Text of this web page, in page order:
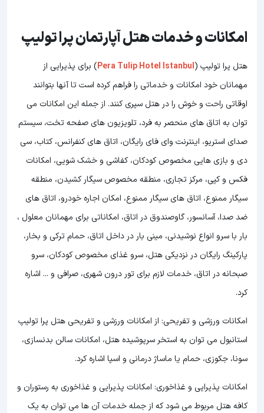
امکانات و خدمات هتل آپارتمان پرا تولیپ
هتل پرا تولیپ (Pera Tulip Hotel Istanbul) برای پذیرایی از
مهمانان خود امکانات و خدماتی را فراهم کرده است تا آنها بتوانند
اوقاتی راحت و خوش را در هتل سپری کنند. از جمله این امکانات می
توان به اتاق های منحصر به فرد، تلویزیون های صفحه تخت، سیستم
صدای استریو، اینترنت وای فای رایگان، اتاق های کنفرانس، کتاب، سی
دی و بازی هایی مخصوص کودکان، کفاشی و خشک شویی، امکانات
فکس و کپی، مرکز تجاری، منطقه مخصوص سیگار کشیدن، منطقه
سیگار ممنوع، اتاق های سیگار ممنوع، امکان اجاره خودرو، اتاق های
ضد صدا، آسانسور، گاوصندوق در اتاق، امکاناتی برای مهمانان معلول ،
بار با سرو انواع نوشیدنی، مینی بار در داخل اتاق، حمام ترکی و بخار،
پارکینگ رایگان در نزدیکی هتل، سرو غذای مخصوص کودکان، سرو
صبحانه در اتاق، خدمات لازم برای تور درون شهری، صرافی و ... اشاره
کرد.
امکانات ورزشی و تفریحی: از امکانات ورزشی و تفریحی هتل پرا تولیپ
استانبول می توان به استخر سرپوشیده هتل، امکانات سالن بدنسازی،
سونا، جکوزی، حمام یا ماساژ درمانی و اسپا اشاره کرد.
امکانات پذیرایی و غذاخوری: امکانات پذیرایی و غذاخوری به رستوران و
کافه هتل مربوط می شود که از جمله خدمات آن ها می توان به یک